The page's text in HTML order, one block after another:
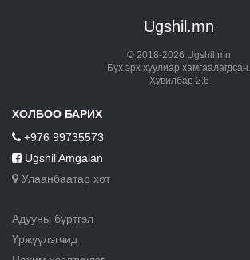
Ugshil.mn
© 2018-2026 Ugshil.mn
Бүх эрх хуулиар хамгаалагдсан.
Хувилбар 2.6
ХОЛБОО БАРИХ
+976 99735573
Ugshil Amgalan
Улаанбаатар хот
Адууны бүртгэл
Үржүүлэгчид